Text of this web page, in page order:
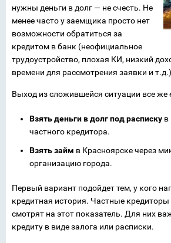
нужны деньги в долг — не счесть. Не
менее часто у заемщика просто нет
возможности обратиться за
кредитом в банк (неофициальное
трудоустройство, плохая КИ, низкий
времени для рассмотрения заявки и т.д.)
Выход из сложившейся ситуации все же
Взять деньги в долг под расписку в
частного кредитора.
Взять займ в Красноярске через
организацию города.
Первый вариант подойдет тем, у кого
кредитная история. Частные кредиторы
смотрят на этот показатель. Для них
кредиту в виде залога или расписки.